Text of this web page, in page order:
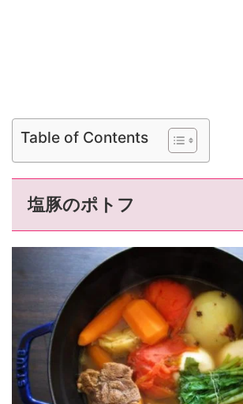
Table of Contents
塩豚のポトフ